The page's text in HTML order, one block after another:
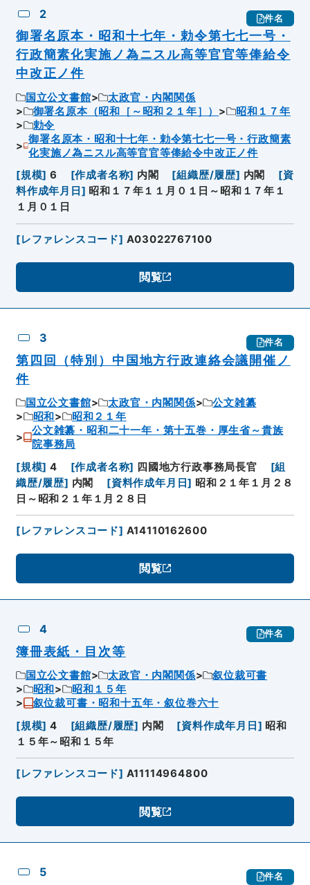
2 件名
御署名原本・昭和十七年・勅令第七七一号・
行政簡素化実施ノ為ニスル高等官官等俸給令
中改正ノ件
国立公文書館
太政官・内閣関係
御署名原本（昭和［～昭和２１年］）
昭和１７年
勅令
御署名原本・昭和十七年・勅令第七七一号・行政簡素
化実施ノ為ニスル高等官官等俸給令中改正ノ件
[規模] 6 [作成者名称] 内閣 [組織歴/履歴] 内閣 [資
料作成年月日 ] 昭和１７年１１月０１日～昭和１７年１
１月０１日
[レファレンスコード] A03022767100
閲覧
3 件名
第四回（特別）中国地方行政連絡会議開催ノ
件
国立公文書館 太政官・内閣関係
公文雑纂
昭和
昭和２１年
公文雑纂・昭和二十一年・第十五巻・厚生省～貴族
院事務局
[規模] 4 [作成者名称] 四國地方行政事務局長官 [組
織歴/履歴] 内閣 [資料作成年月日] 昭和２１年１月２８
日～昭和２１年１月２８日
[レファレンスコード] A14110162600
閲覧
4 件名
簿冊表紙・目次等
国立公文書館 太政官・内閣関係
叙位裁可書
昭和
昭和１５年
叙位裁可書・昭和十五年・叙位巻六十
[規模] 4 [組織歴/履歴] 内閣 [資料作成年月日 ] 昭和
１５年～昭和１５年
[レファレンスコード] A11114964800
閲覧
5 件名